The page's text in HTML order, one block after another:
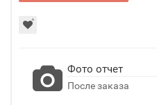
Фото отчет
После заказа